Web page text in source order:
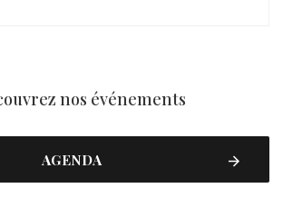
nos événements
AGENDA